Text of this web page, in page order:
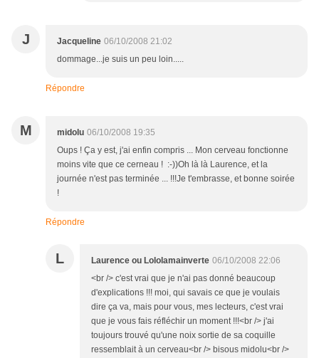
J Jacqueline 06/10/2008 21:02
dommage...je suis un peu loin.....
Répondre
M midolu 06/10/2008 19:35
Oups ! Ça y est, j'ai enfin compris ... Mon cerveau fonctionne
moins vite que ce cerneau ! :-))Oh là là Laurence, et la
journée n'est pas terminée ... !!!Je t'embrasse, et bonne soirée
!
Répondre
L Laurence ou Lololamainverte 06/10/2008 22:06
<br /> c'est vrai que je n'ai pas donné beaucoup
d'explications !!! moi, qui savais ce que je voulais
dire ça va, mais pour vous, mes lecteurs, c'est vrai
que je vous fais réfléchir un moment !!!<br /> j'ai
toujours trouvé qu'une noix sortie de sa coquille
ressemblait à un cerveau<br /> bisous midolu<br />